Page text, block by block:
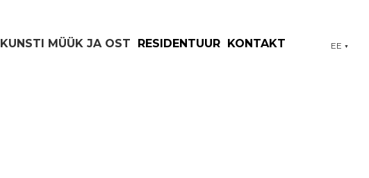
KUNSTI MÜÜK JA OST RESIDENTUUR KONTAKT EE ▼